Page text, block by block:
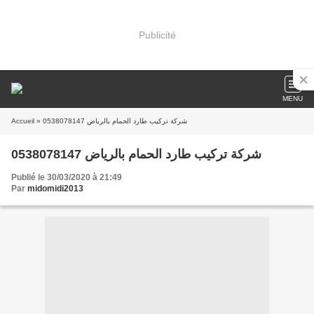
Publicité
MENU
Accueil » شركة تركيب طارد الحمام بالرياض 0538078147
شركة تركيب طارد الحمام بالرياض 0538078147
Publié le 30/03/2020 à 21:49
Par midomidi2013